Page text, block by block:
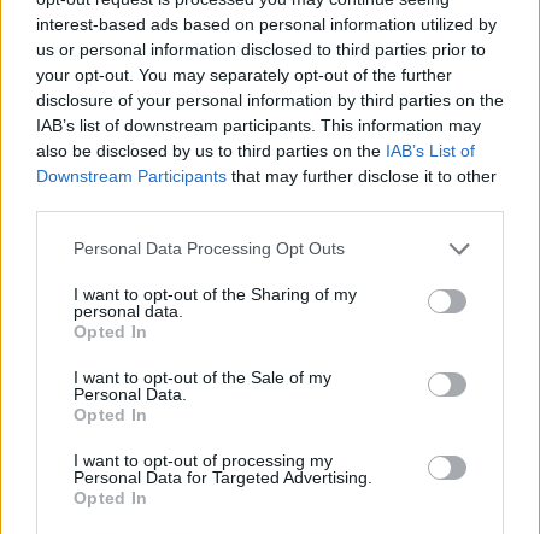
interest-based ads based on personal information utilized by
us or personal information disclosed to third parties prior to
your opt-out. You may separately opt-out of the further
disclosure of your personal information by third parties on the
IAB’s list of downstream participants. This information may
also be disclosed by us to third parties on the IAB’s List of
Downstream Participants that may further disclose it to other
Personal Data Processing Opt Outs
I want to opt-out of the Sharing of my
personal data.
Opted In
I want to opt-out of the Sale of my
Personal Data.
Opted In
I want to opt-out of processing my
Personal Data for Targeted Advertising.
Opted In
– Τα έργα Antinero και η «μάχη» πριν από τις
βροχές
08/08/2026 - 14:08 ΕΛΛΑΔΑ
Ειδικό Χωροταξικό για τον Τουρισμό: Οι νέοι
κανόνες για επενδύσεις, νησιά και προορισμούς υπό
πίεση
08/08/2026 - 13:21 ΤΟΥΡΙΣΜΟΣ
Υπουργείο Εργασίας: Ο “χάρτης” των πληρωμών
08/08/2026 - 12:58 ΟΙΚΟΝΟΜΙΑ
Hamilton Ltd. συνάπτουν συμφωνία υπηρεσιών
μάρκετινγκ
Χρηματιστήριο Αθηνών: Εβδομαδιαία άνοδος